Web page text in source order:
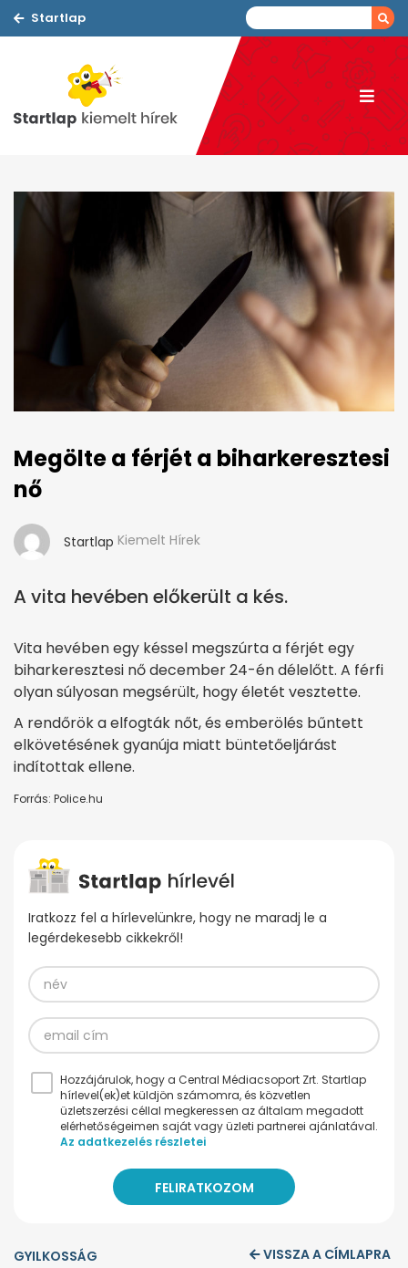
Startlap
Megölte a férjét a biharkeresztesi
nő
Startlap Kiemelt Hírek
A vita hevében előkerült a kés.
Vita hevében egy késsel megszúrta a férjét egy
biharkeresztesi nő december 24-én délelőtt. A férfi
olyan súlyosan megsérült, hogy életét vesztette.
A rendőrök a elfogták nőt, és emberölés bűntett
elkövetésének gyanúja miatt büntetőeljárást
indítottak ellene.
Forrás: Police.hu
Iratkozz fel a hírlevelünkre, hogy ne maradj le a
legérdekesebb cikkekről!
Hozzájárulok, hogy a Central Médiacsoport Zrt. Startlap
hírlevel(ek)et küldjön számomra, és közvetlen
üzletszerzési céllal megkeressen az általam megadott
elérhetőségeimen saját vagy üzleti partnerei ajánlatával.
Az adatkezelés részletei
GYILKOSSÁG VISSZA A CÍMLAPRA